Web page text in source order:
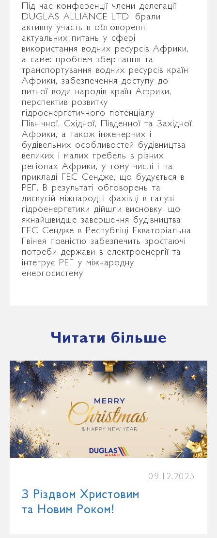
Під час конференції члени делегації
DUGLAS ALLIANCE LTD. брали
активну участь в обговоренні
актуальних питань у сфері
використання водних ресурсів Африки,
а саме: проблем зберігання та
транспортування водних ресурсів країн
Африки, забезпечення доступу до
питної води народів країн Африки,
перспектив розвитку
гідроенергетичного потенціалу
Північної, Східної, Південної та Західної
Африки, а також інженерних і
будівельних особливостей будівництва
великих і малих гребель в різних
регіонах Африки, у тому числі і на
прикладі ГЕС Сендже, що будується в
РЕГ. В результаті обговорень та
дискусій міжнародні фахівці в галузі
гідроенергетики дійшли висновку, що
якнайшвидше завершення будівництва
ГЕС Сендже в Республіці Екваторіальна
Гвінея повністю забезпечить зростаючі
потреби держави в електроенергії та
інтегрує РЕГ у міжнародну
енергосистему.
Читати більше
09.12.2025
З Різдвом Христовим
та Новим Роком!